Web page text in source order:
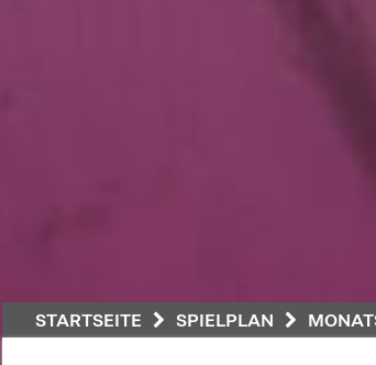
STARTSEITE SPIELPLAN